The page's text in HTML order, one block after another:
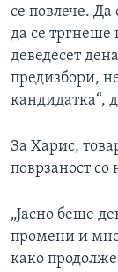
се повлече.
да се тргнеше
деведесет
предизбори,
кандидатка“,
За Харис,
поврзаност со
„Јасно беше
промени и
како